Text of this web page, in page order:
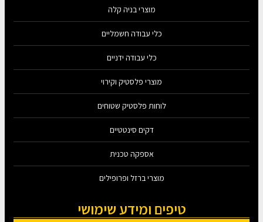
מוצרי בניה קלה
כלי עבודה חשמליים
כלי עבודה ידניים
מוצרי פלסטיק וקירוי
לוחות פלסטיק שטוחים
דקים סינטטיים
אספקה טכנית
מוצרי ברזל ופרופילים
טיפים ומידע שימושי